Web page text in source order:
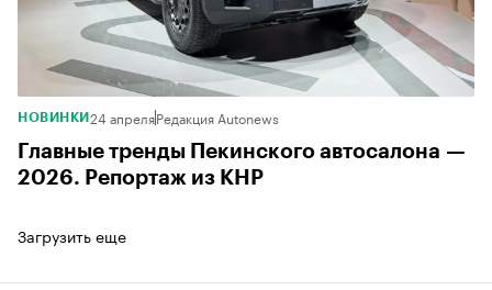
НОВИНКИ 24 апреляРедакция Autonews
Главные тренды Пекинского автосалона —
2026. Репортаж из КНР
Загрузить еще